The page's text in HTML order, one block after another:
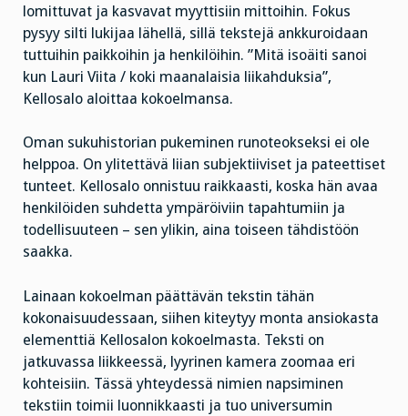
lomittuvat ja kasvavat myyttisiin mittoihin. Fokus
pysyy silti lukijaa lähellä, sillä tekstejä ankkuroidaan
tuttuihin paikkoihin ja henkilöihin. ”Mitä isoäiti sanoi
kun Lauri Viita / koki maanalaisia liikahduksia”,
Kellosalo aloittaa kokoelmansa.
Oman sukuhistorian pukeminen runoteokseksi ei ole
helppoa. On ylitettävä liian subjektiiviset ja pateettiset
tunteet. Kellosalo onnistuu raikkaasti, koska hän avaa
henkilöiden suhdetta ympäröiviin tapahtumiin ja
todellisuuteen – sen ylikin, aina toiseen tähdistöön
saakka.
Lainaan kokoelman päättävän tekstin tähän
kokonaisuudessaan, siihen kiteytyy monta ansiokasta
elementtiä Kellosalon kokoelmasta. Teksti on
jatkuvassa liikkeessä, lyyrinen kamera zoomaa eri
kohteisiin. Tässä yhteydessä nimien napsiminen
tekstiin toimii luonnikkaasti ja tuo universumin